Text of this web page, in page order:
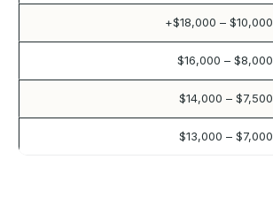
$10,000 – $18,000+
$8,000 – $16,000
$7,500 – $14,000
$7,000 – $13,000